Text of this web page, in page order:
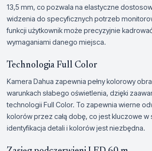
13,5 mm, co pozwala na elastyczne
widzenia do specyficznych potrzeb
funkcji użytkownik może precyzyjnie
wymaganiami danego miejsca.
Technologia Full Color
Kamera Dahua zapewnia pełny kolorowy
warunkach słabego oświetlenia, dzięki
technologii Full Color. To zapewnia wierne
kolorów przez całą dobę, co jest kluczowe w
identyfikacja detali i kolorów jest niezbędna.